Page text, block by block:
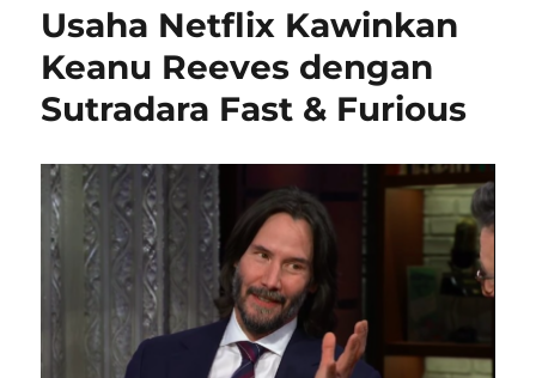
Usaha Netflix Kawinkan
Keanu Reeves dengan
Sutradara Fast & Furious